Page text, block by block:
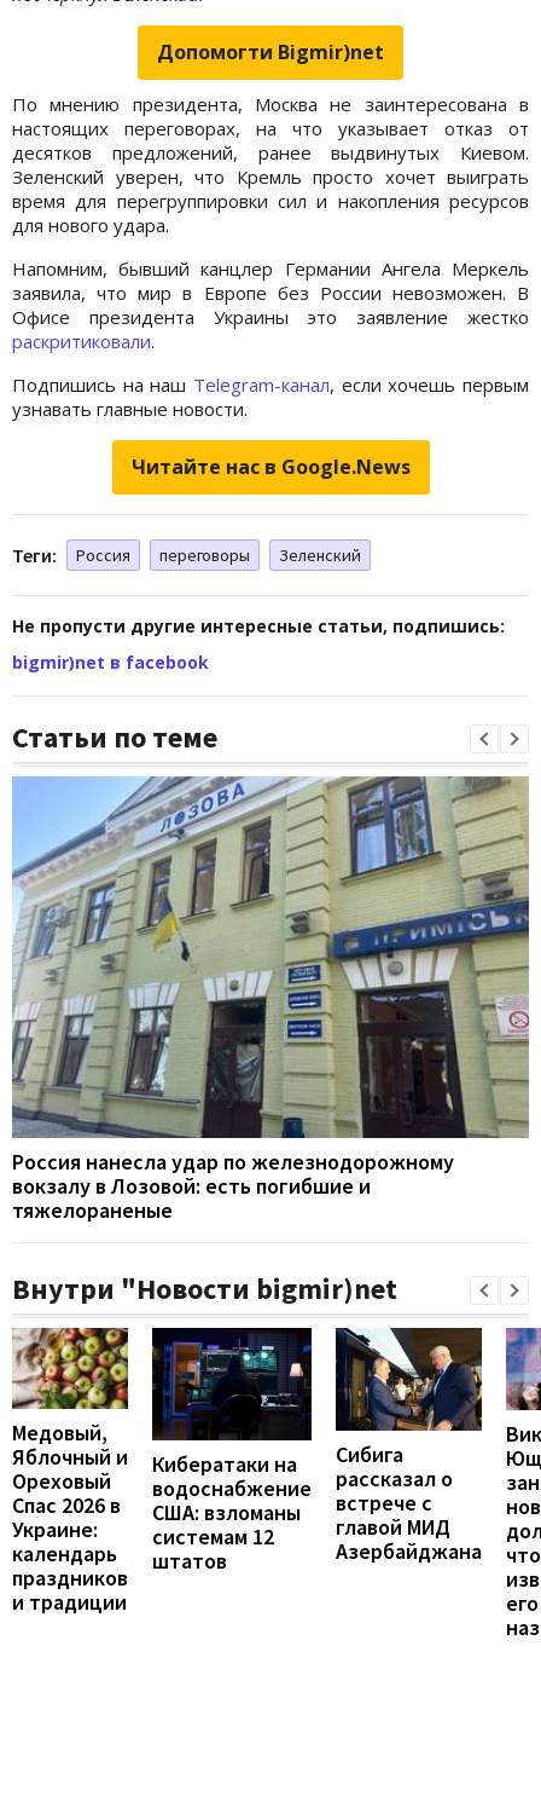
Допомогти Bigmir)net
По мнению президента, Москва не заинтересована в
настоящих переговорах, на что указывает отказ от
десятков предложений, ранее выдвинутых Киевом.
Зеленский уверен, что Кремль просто хочет выиграть
время для перегруппировки сил и накопления ресурсов
для нового удара.
Напомним, бывший канцлер Германии Ангела Меркель
заявила, что мир в Европе без России невозможен. В
Офисе президента Украины это заявление жестко
раскритиковали.
Подпишись на наш Telegram-канал, если хочешь первым
узнавать главные новости.
Читайте нас в Google.News
Теги: Россия переговоры Зеленский
Не пропусти другие интересные статьи, подпишись:
bigmir)net в facebook
Статьи по теме
Россия нанесла удар по железнодорожному
вокзалу в Лозовой: есть погибшие и
тяжелораненые
Внутри "Новости bigmir)net
Медовый,
Яблочный и
Ореховый
Спас 2026 в
Украине:
календарь
праздников
и традиции
Кибератаки на
водоснабжение
США: взломаны
системам 12
штатов
Сибига
рассказал о
встрече с
главой МИД
Азербайджана
что
его